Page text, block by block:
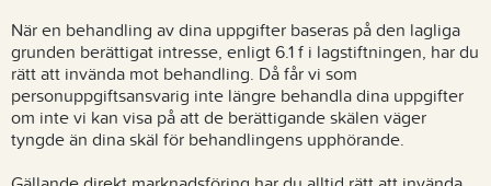
När en behandling av dina uppgifter baseras på den lagliga
grunden berättigat intresse, enligt 6.1 f i lagstiftningen, har du
rätt att invända mot behandling. Då får vi som
personuppgiftsansvarig inte längre behandla dina uppgifter
om inte vi kan visa på att de berättigande skälen väger
tyngde än dina skäl för behandlingens upphörande.